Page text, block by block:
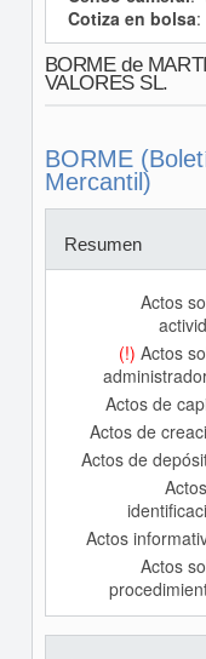
Cotiza en bolsa:
BORME de
VALORES SL.
BORME
Mercantil)
Resumen
Actos
(!) Actos
Actos de
Actos de
Actos de
Actos
Actos